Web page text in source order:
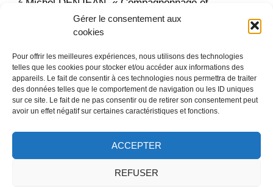
Gérer le consentement aux
cookies
Pour offrir les meilleures expériences, nous utilisons des technologies
telles que les cookies pour stocker et/ou accéder aux informations des
appareils. Le fait de consentir à ces technologies nous permettra de traiter
des données telles que le comportement de navigation ou les ID uniques
sur ce site. Le fait de ne pas consentir ou de retirer son consentement peut
avoir un effet négatif sur certaines caractéristiques et fonctions.
ACCEPTER
REFUSER
Michel DENJEAN, « Compagnonnage et
compétences : Pourquoi ? Comment ? » – Fiche
technique n°22 – CEDIP, juin 2002.
l’enseignement supérieur, un dispositif riche de
promesses difficiles à tenir », Éducation et
socialisation. Les Cahiers du CERFEE, 2014